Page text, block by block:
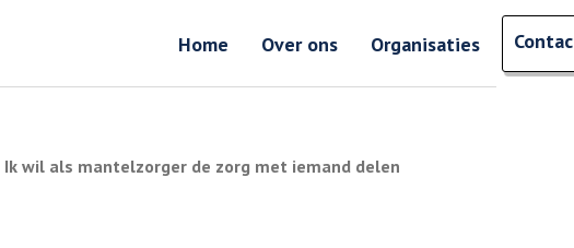
Home Over ons Organisaties
Ik wil als mantelzorger de zorg met iemand delen